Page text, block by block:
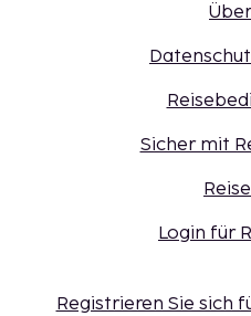
Sicher mit
Login für
Registrieren Sie sich